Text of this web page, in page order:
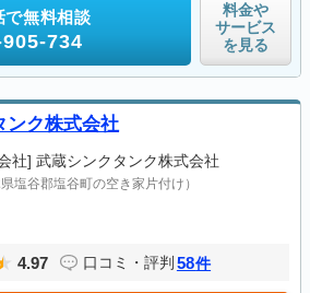
で無料相談
734
料金や
サービス
を見る
ンク株式会社
社] 武蔵シンクタンク株式会社
県塩谷郡塩谷町の空き家片付け）
4.97 口コミ・評判 58件